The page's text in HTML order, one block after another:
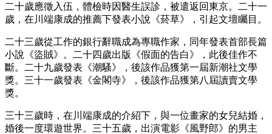
二十歲應徵入伍，體檢時因醫生誤診，被遣返回東京。二十一
歲，在川端康成的推薦下發表小說《菸草》，引起文壇矚目。
二十三歲從工作的銀行辭職成為專職作家，同年發表首部長篇
小說《盜賊》。二十四歲出版《假面的告白》，此後佳作不
斷。二十九歲發表《潮騷》，後該作品獲第一屆新潮社文學
獎。三十一歲發表《金閣寺》，後該作品獲第八屆讀賣文學
獎。
三十三歲時，在川端康成的介紹下，與一位畫家的女兒結婚，
婚後一度環遊世界。三十五歲，出演電影《風野郎》的男主